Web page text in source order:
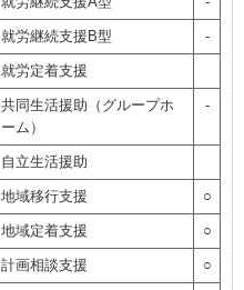
就労継続支援B型 -
就労定着支援
共同生活援助（グループホ
ーム）
-
自立生活援助
地域移行支援 ○
地域定着支援 ○
計画相談支援 ○